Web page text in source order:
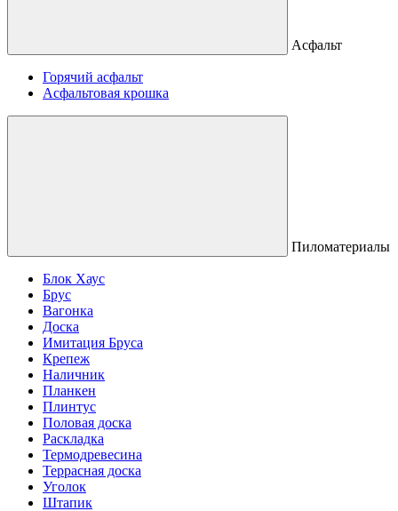
Асфальт
Горячий асфальт
Асфальтовая крошка
Пиломатериалы
Блок Хаус
Брус
Вагонка
Доска
Имитация Бруса
Крепеж
Наличник
Планкен
Плинтус
Половая доска
Раскладка
Термодревесина
Террасная доска
Уголок
Штапик